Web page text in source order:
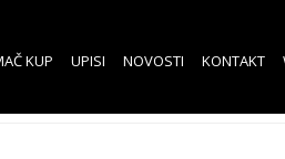
KUP UPISI NOVOSTI KONTAKT